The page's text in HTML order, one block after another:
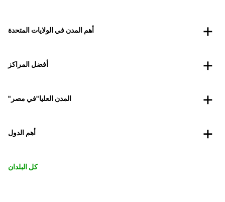
أهم المدن في الولايات المتحدة
أفضل المراكز
"المدن العليا"في مصر
أهم الدول
كل البلدان